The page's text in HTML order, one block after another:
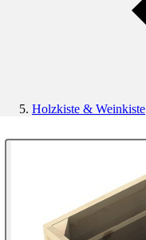
Holzkiste & Weinkiste